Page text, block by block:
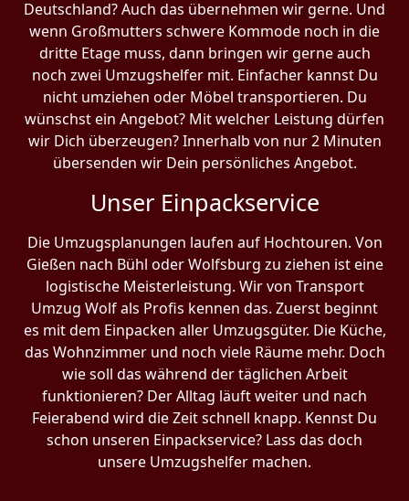
Deutschland? Auch das übernehmen wir gerne. Und
wenn Großmutters schwere Kommode noch in die
dritte Etage muss, dann bringen wir gerne auch
noch zwei Umzugshelfer mit. Einfacher kannst Du
nicht umziehen oder Möbel transportieren. Du
wünschst ein Angebot? Mit welcher Leistung dürfen
wir Dich überzeugen? Innerhalb von nur 2 Minuten
übersenden wir Dein persönliches Angebot.
Unser Einpackservice
Die Umzugsplanungen laufen auf Hochtouren. Von
Gießen nach Bühl oder Wolfsburg zu ziehen ist eine
logistische Meisterleistung. Wir von Transport
Umzug Wolf als Profis kennen das. Zuerst beginnt
es mit dem Einpacken aller Umzugsgüter. Die Küche,
das Wohnzimmer und noch viele Räume mehr. Doch
wie soll das während der täglichen Arbeit
funktionieren? Der Alltag läuft weiter und nach
Feierabend wird die Zeit schnell knapp. Kennst Du
schon unseren Einpackservice? Lass das doch
unsere Umzugshelfer machen.